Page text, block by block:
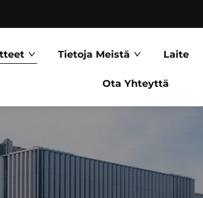
Tietoja Meistä Laite
Ota Yhteyttä